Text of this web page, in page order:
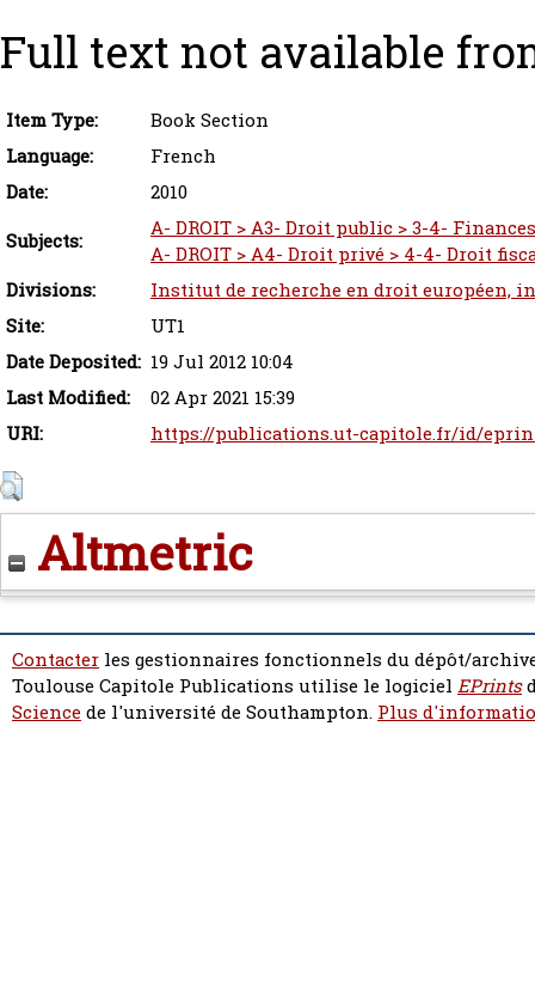
Full text not available
Item Type:
Book Section
Language:
French
Date:
2010
Subjects:
A- DROIT > A3- Droit public > 3-4-
A- DROIT > A4- Droit privé > 4-4- Droit
Divisions:
Institut de recherche en droit européen,
Site:
UT1
Date Deposited: 19 Jul 2012 10:04
Last Modified:
02 Apr 2021 15:39
URI:
https://publications.ut-capitole.fr/id/
Altmetric
Contacter les gestionnaires fonctionnels du dépôt/
Toulouse Capitole Publications utilise le logiciel EPrints
Sciencede l'université de Southampton. Plus